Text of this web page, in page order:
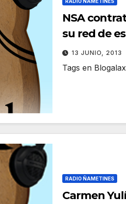
NSA
su red de
13 JUNIO, 2013
Tags en
RADIO ÑAMETINES
Carmen